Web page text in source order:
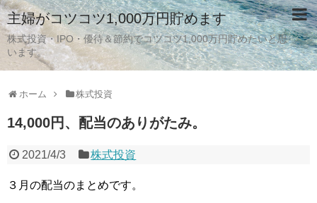
主婦がコツコツ1,000万円貯めます
株式投資・IPO・優待＆節約でコツコツ1,000万円貯めたいと思
います。
ホーム 株式投資
14,000円、配当のありがたみ。
2021/4/3 株式投資
３月の配当のまとめです。